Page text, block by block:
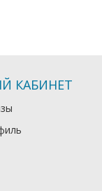
КАБИНЕТ